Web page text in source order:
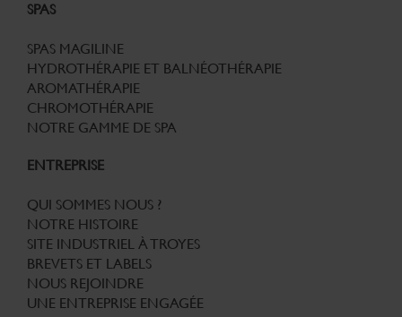
SPAS
SPAS MAGILINE
HYDROTHÉRAPIE ET BALNÉOTHÉRAPIE
AROMATHÉRAPIE
CHROMOTHÉRAPIE
NOTRE GAMME DE SPA
ENTREPRISE
QUI SOMMES NOUS ?
NOTRE HISTOIRE
SITE INDUSTRIEL À TROYES
BREVETS ET LABELS
NOUS REJOINDRE
UNE ENTREPRISE ENGAGÉE